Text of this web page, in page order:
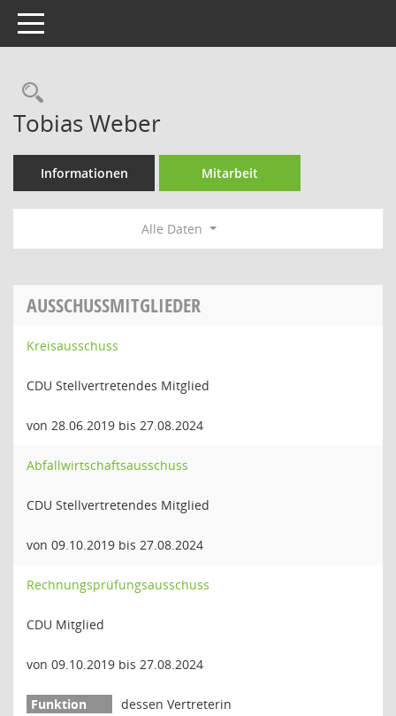
Toggle navigation
Rechercheauswahl
Tobias Weber
Informationen Mitarbeit
Alle Daten
AUSSCHUSSMITGLIEDER
Kreisausschuss
CDU Stellvertretendes Mitglied
von 28.06.2019 bis 27.08.2024
Abfallwirtschaftsausschuss
CDU Stellvertretendes Mitglied
von 09.10.2019 bis 27.08.2024
Rechnungsprüfungsausschuss
CDU Mitglied
von 09.10.2019 bis 27.08.2024
dessen Vertreterin